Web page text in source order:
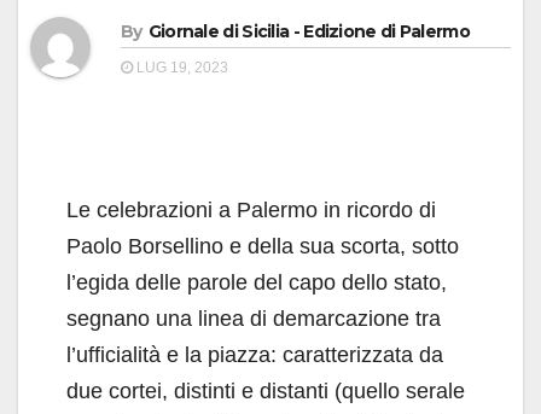
By Giornale di Sicilia - Edizione di Palermo
LUG 19, 2023
Le celebrazioni a Palermo in ricordo di
Paolo Borsellino e della sua scorta, sotto
l’egida delle parole del capo dello stato,
segnano una linea di demarcazione tra
l’ufficialità e la piazza: caratterizzata da
due cortei, distinti e distanti (quello serale